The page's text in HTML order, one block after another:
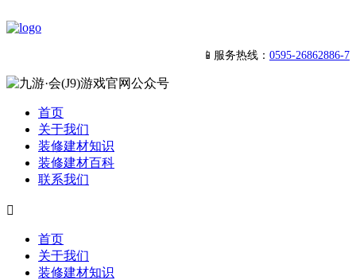
📱服务热线： 0595-26862886-7
首页
关于我们
装修建材知识
装修建材百科
联系我们

首页
关于我们
装修建材知识